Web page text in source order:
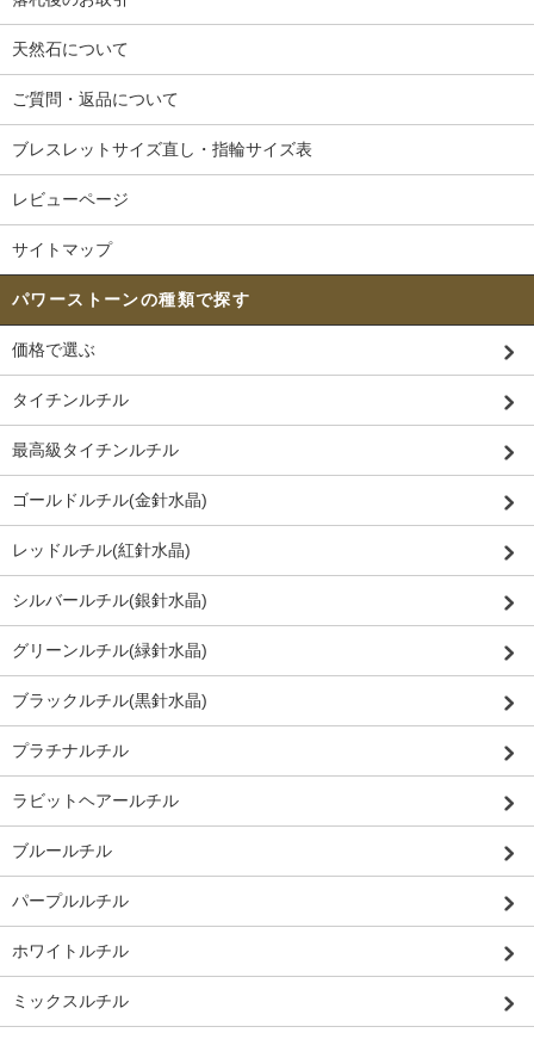
天然石について
ご質問・返品について
ブレスレットサイズ直し・指輪サイズ表
レビューページ
サイトマップ
パワーストーンの種類で探す
価格で選ぶ
タイチンルチル
最高級タイチンルチル
ゴールドルチル(金針水晶)
レッドルチル(紅針水晶)
シルバールチル(銀針水晶)
グリーンルチル(緑針水晶)
ブラックルチル(黒針水晶)
プラチナルチル
ラビットヘアールチル
ブルールチル
パープルルチル
ホワイトルチル
ミックスルチル